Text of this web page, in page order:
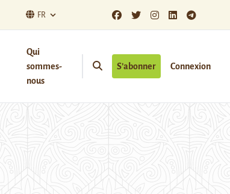
FR
Qui
sommes-
nous
S’abonner Connexion